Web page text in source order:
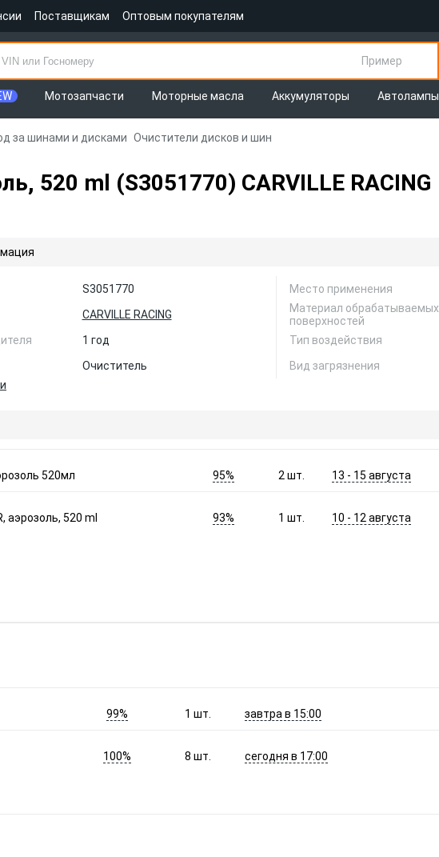
Поставщикам Оптовым покупателям
Пример
Мотозапчасти Моторные масла Аккумуляторы Автолампы
за шинами и дисками Очистители дисков и шин
520 ml (S3051770) CARVILLE RACING
S3051770
CARVILLE RACING
1 год
Очиститель
Место применения
Материал обрабатываемых
поверхностей
Тип воздействия
Вид загрязнения
520мл 95% 2шт. 13 - 15 августа
аэрозоль, 520 ml 93% 1шт. 10 - 12 августа
99% 1шт. завтра в 15:00
100% 8шт. сегодня в 17:00